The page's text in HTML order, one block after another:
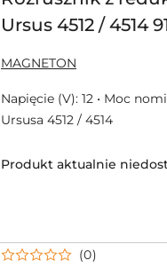
Ursus 4512 / 4514
NAZWA
PRODUCENTA:
MAGNETON
Napięcie (V): 12 • Moc
Ursusa 4512 / 4514
Produkt aktualnie
(0)